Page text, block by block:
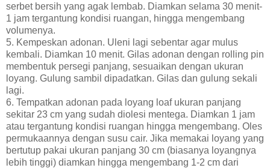
serbet bersih yang agak lembab. Diamkan selama 30 menit-
1 jam tergantung kondisi ruangan, hingga mengembang
volumenya.
5. Kempeskan adonan. Uleni lagi sebentar agar mulus
kembali. Diamkan 10 menit. Gilas adonan dengan rolling pin
membentuk persegi panjang, sesuaikan dengan ukuran
loyang. Gulung sambil dipadatkan. Gilas dan gulung sekali
lagi.
6. Tempatkan adonan pada loyang loaf ukuran panjang
sekitar 23 cm yang sudah diolesi mentega. Diamkan 1 jam
atau tergantung kondisi ruangan hingga mengembang. Oles
permukaannya dengan susu cair. Jika memakai loyang yang
bertutup pakai ukuran panjang 30 cm (biasanya loyangnya
lebih tinggi) diamkan hingga mengembang 1-2 cm dari